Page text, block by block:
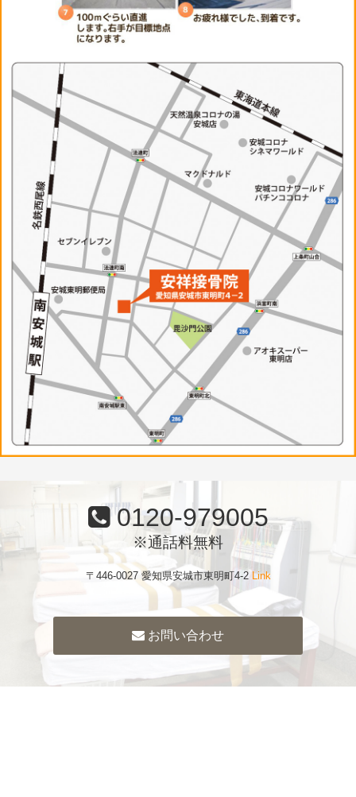
0120-979005
※通話料無料
〒446-0027 愛知県安城市東明町4-2 Link
お問い合わせ